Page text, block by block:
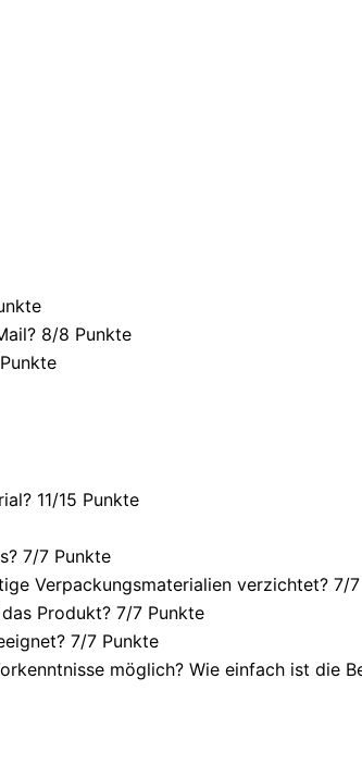
8/8 Punkte
11/15 Punkte
7/7 Punkte
Verpackungsmaterialien verzichtet? 7/
Produkt? 7/7 Punkte
7/7 Punkte
möglich? Wie einfach ist die